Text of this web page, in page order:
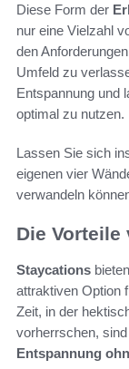
Diese Form der
nur eine Vielzahl
den
Umfeld zu
Entspannung und
optimal zu nutzen.
Lassen Sie sich
eigenen vier
verwandeln
Die
Staycations
attraktiven Option
Zeit, in der
vorherrschen,
Entspannung